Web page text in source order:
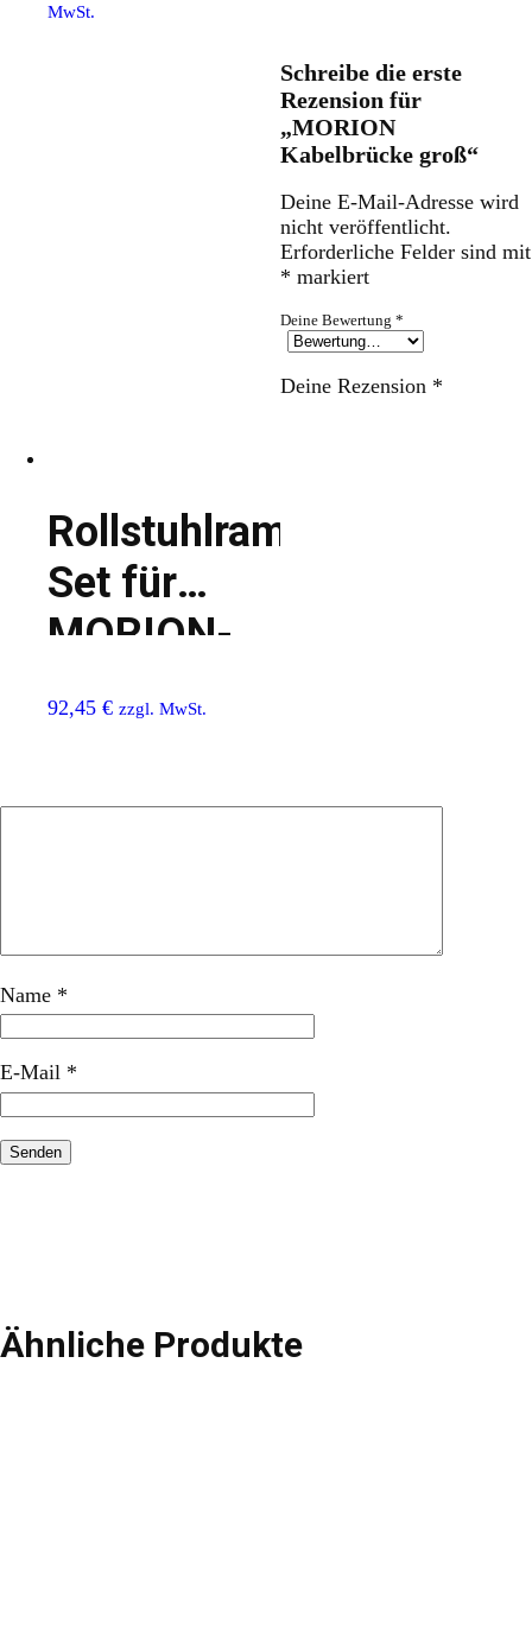
MwSt.
Rollstuhlrampen-
Set für
MORION-
92,45 € zzgl. MwSt.
Schreibe die erste
Rezension für
„MORION
Kabelbrücke groß“
Deine E-Mail-Adresse wird
nicht veröffentlicht.
Erforderliche Felder sind mit
* markiert
Deine Bewertung *
Deine Rezension *
Name *
E-Mail *
Ähnliche Produkte